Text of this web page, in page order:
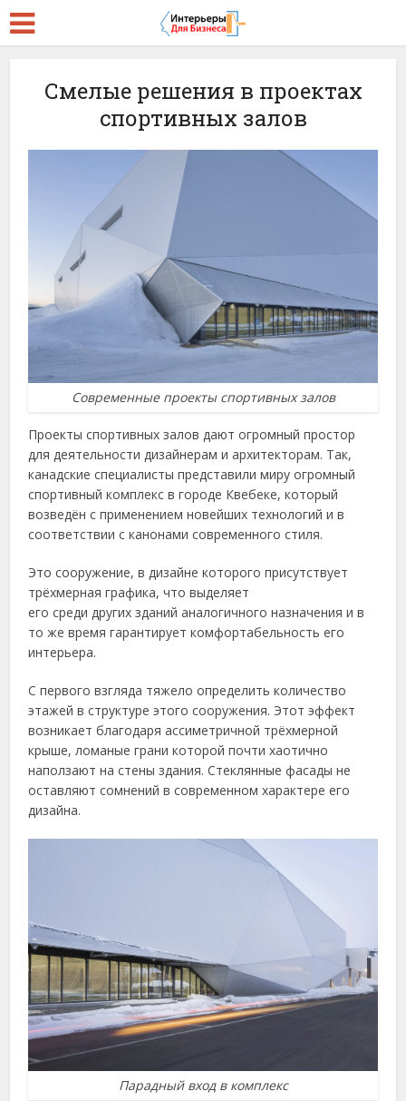
Смелые решения в проектах
спортивных залов
Современные проекты спортивных залов
Проекты спортивных залов дают огромный простор
для деятельности дизайнерам и архитекторам. Так,
канадские специалисты представили миру огромный
спортивный комплекс в городе Квебеке, который
возведён с применением новейших технологий и в
соответствии с канонами современного стиля.
Это сооружение, в дизайне которого присутствует
трёхмерная графика, что выделяет
его среди других зданий аналогичного назначения и в
то же время гарантирует комфортабельность его
интерьера.
С первого взгляда тяжело определить количество
этажей в структуре этого сооружения. Этот эффект
возникает благодаря ассиметричной трёхмерной
крыше, ломаные грани которой почти хаотично
наползают на стены здания. Стеклянные фасады не
оставляют сомнений в современном характере его
дизайна.
Парадный вход в комплекс